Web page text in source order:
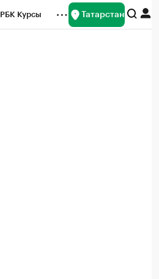
РБК Курсы Татарстан